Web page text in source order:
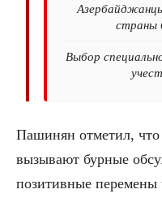
страны
Выбор
Пашинян отметил, что
вызывают бурные
позитивные перемены